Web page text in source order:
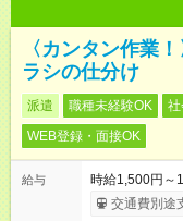
〈カンタン作業
ラシの仕分け
派遣 職種未経験OK
WEB登録・面接OK
給与
時給1,500円～
交通費別途